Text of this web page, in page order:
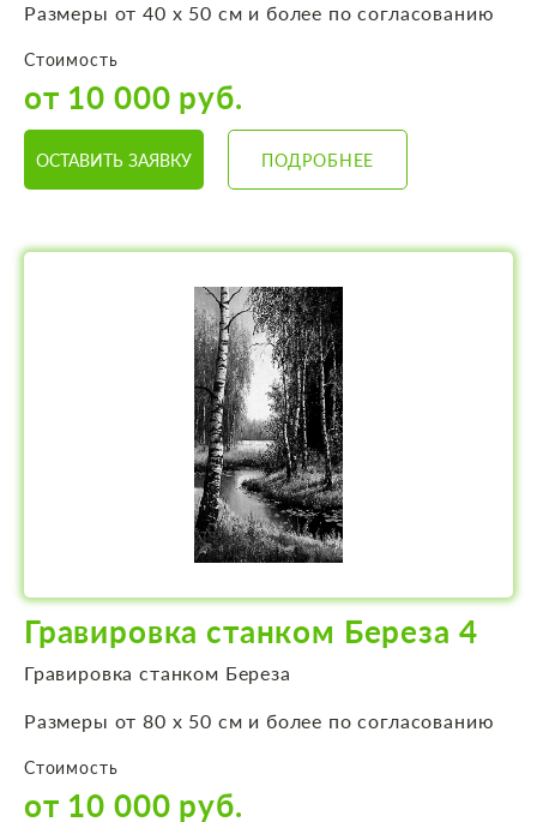
Размеры от 40 х 50 см и более по согласованию
Стоимость
от 10 000 руб.
ОСТАВИТЬ ЗАЯВКУ ПОДРОБНЕЕ
Гравировка станком Береза 4
Гравировка станком Береза
Размеры от 80 х 50 см и более по согласованию
Стоимость
от 10 000 руб.